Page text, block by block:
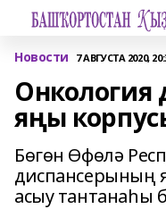
Новости 7 АВГУСТА 2020,
Онкология
яңы
Бөгөн Өфөлә
диспансерының
асыу тантанаһы